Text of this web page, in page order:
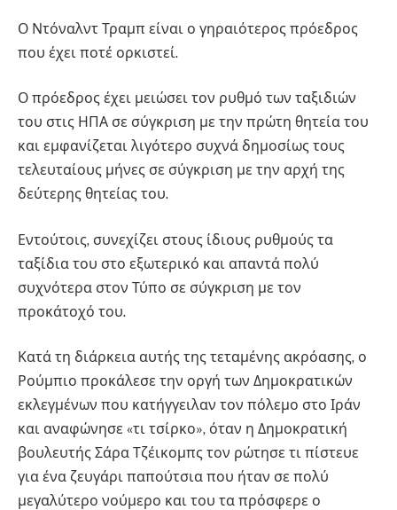
Ο Ντόναλντ Τραμπ είναι ο γηραιότερος πρόεδρος
που έχει ποτέ ορκιστεί.
Ο πρόεδρος έχει μειώσει τον ρυθμό των ταξιδιών
του στις ΗΠΑ σε σύγκριση με την πρώτη θητεία του
και εμφανίζεται λιγότερο συχνά δημοσίως τους
τελευταίους μήνες σε σύγκριση με την αρχή της
δεύτερης θητείας του.
Εντούτοις, συνεχίζει στους ίδιους ρυθμούς τα
ταξίδια του στο εξωτερικό και απαντά πολύ
συχνότερα στον Τύπο σε σύγκριση με τον
προκάτοχό του.
Κατά τη διάρκεια αυτής της τεταμένης ακρόασης, ο
Ρούμπιο προκάλεσε την οργή των Δημοκρατικών
εκλεγμένων που κατήγγειλαν τον πόλεμο στο Ιράν
και αναφώνησε «τι τσίρκο», όταν η Δημοκρατική
βουλευτής Σάρα Τζέικομπς τον ρώτησε τι πίστευε
για ένα ζευγάρι παπούτσια που ήταν σε πολύ
μεγαλύτερο νούμερο και του τα πρόσφερε ο